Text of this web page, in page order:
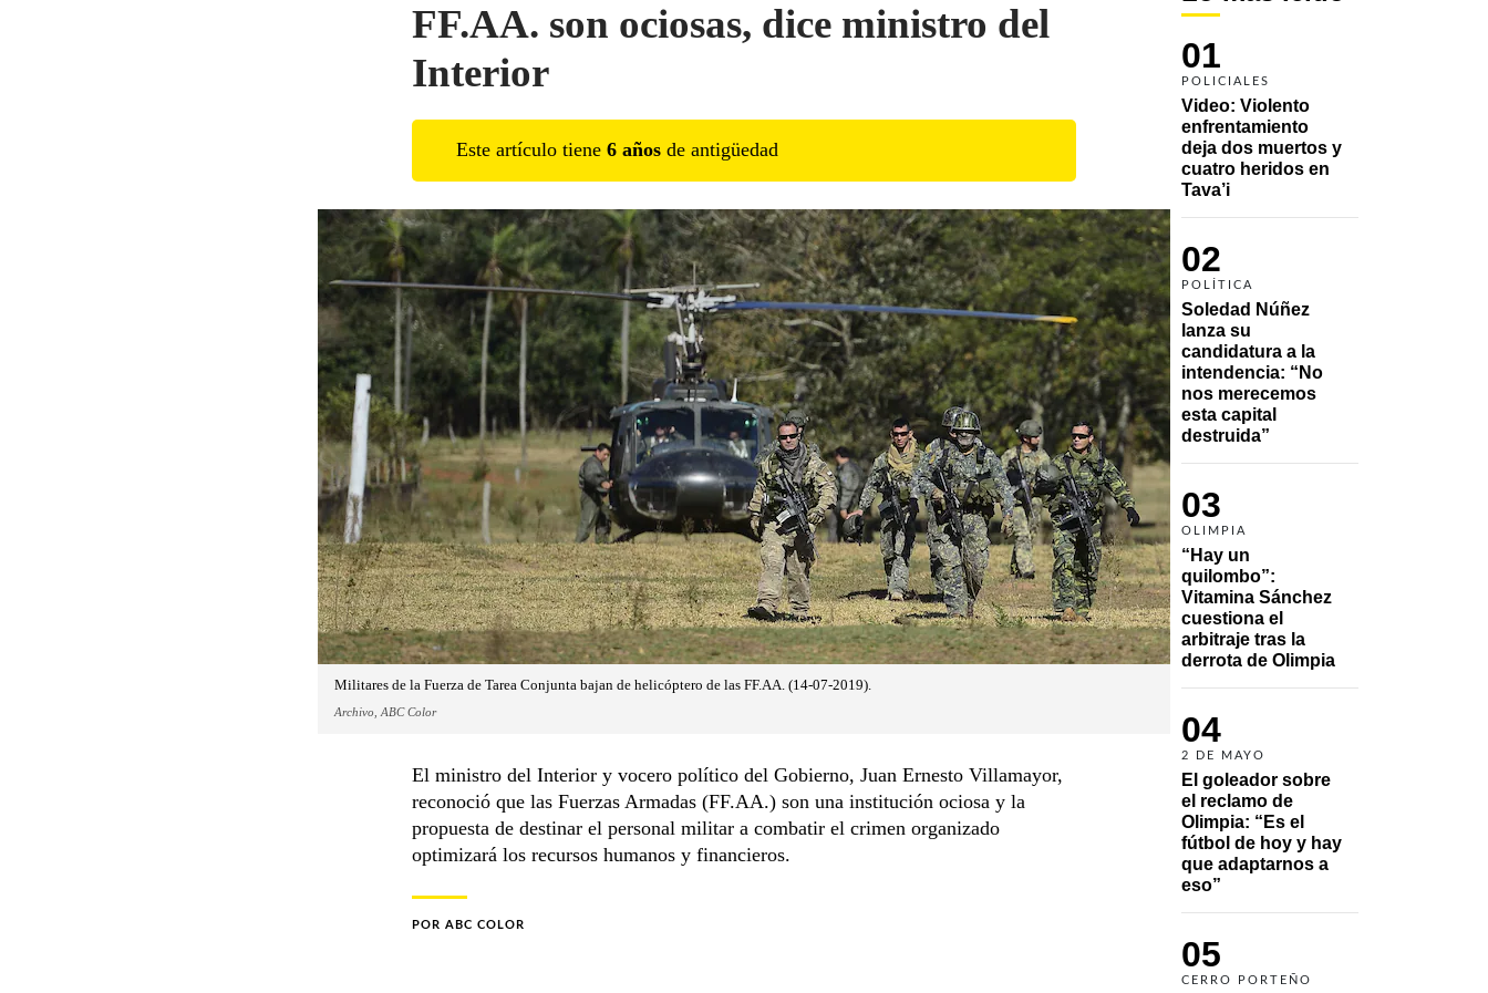
01
POLICIALES
Video: Violento
enfrentamiento
deja dos muertos y
cuatro heridos en
Tava’i
02
POLÍTICA
Soledad Núñez
lanza su
candidatura a la
intendencia: “No
nos merecemos
esta capital
destruida”
03
OLIMPIA
“Hay un
quilombo”:
Vitamina Sánchez
cuestiona el
arbitraje tras la
derrota de Olimpia
04
2 DE MAYO
El goleador sobre
el reclamo de
Olimpia: “Es el
fútbol de hoy y hay
que adaptarnos a
eso”
05
CERRO PORTEÑO
FF.AA. son ociosas, dice ministro del
Interior
Este artículo tiene 6 años de antigüedad
Militares de la Fuerza de Tarea Conjunta bajan de helicóptero de las FF.AA. (14-07-2019).
Archivo, ABC Color
El ministro del Interior y vocero político del Gobierno, Juan Ernesto Villamayor,
reconoció que las Fuerzas Armadas (FF.AA.) son una institución ociosa y la
propuesta de destinar el personal militar a combatir el crimen organizado
optimizará los recursos humanos y financieros.
POR ABC COLOR